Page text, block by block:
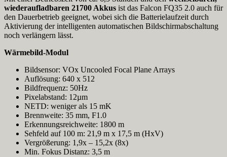
wiederaufladbaren 21700 Akkus ist das Falcon FQ35 2.0 auch für
den Dauerbetrieb geeignet, wobei sich die Batterielaufzeit durch
Aktivierung der intelligenten automatischen Bildschirmabschaltung
noch verlängern lässt.
Wärmebild-Modul
Bildsensor: VOx Uncooled Focal Plane Arrays
Auflösung: 640 x 512
Bildfrequenz: 50Hz
Pixelabstand: 12µm
NETD: weniger als 15 mK
Brennweite: 35 mm, F1.0
Erkennungsreichweite: 1800 m
Sehfeld auf 100 m: 21,9 m x 17,5 m (HxV)
Vergrößerung: 1,9x – 15,2x (8x)
Min. Fokus Distanz: 3,5 m